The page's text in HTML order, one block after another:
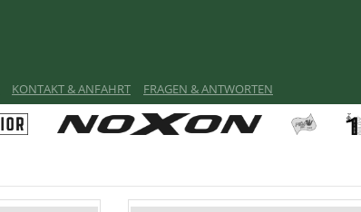
KONTAKT & ANFAHRT FRAGEN & ANTWORTEN